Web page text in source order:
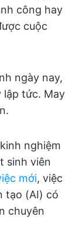
công hay
cuộc
ngày nay,
lập tức. May
nghiệm
sinh viên
mới, việc
tạo (AI) có
chuyên